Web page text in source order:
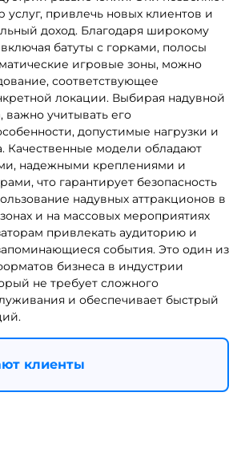
Показать еще
1 2 3 … 73
категории